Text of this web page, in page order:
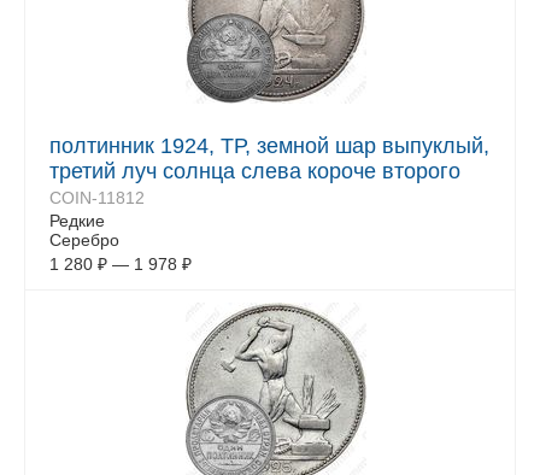
полтинник 1924, ТР, земной шар выпуклый,
третий луч солнца слева короче второго
COIN-11812
Редкие
Серебро
1 280 ₽ — 1 978 ₽